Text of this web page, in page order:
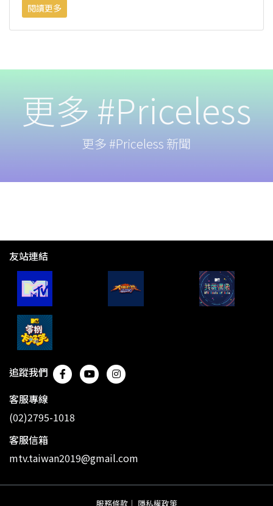
閱讀更多
更多 #Priceless
更多 #Priceless 新聞
友站連結
追蹤我們
客服專線
(02)2795-1018
客服信箱
mtv.taiwan2019@gmail.com
服務條款 ｜ 隱私權政策